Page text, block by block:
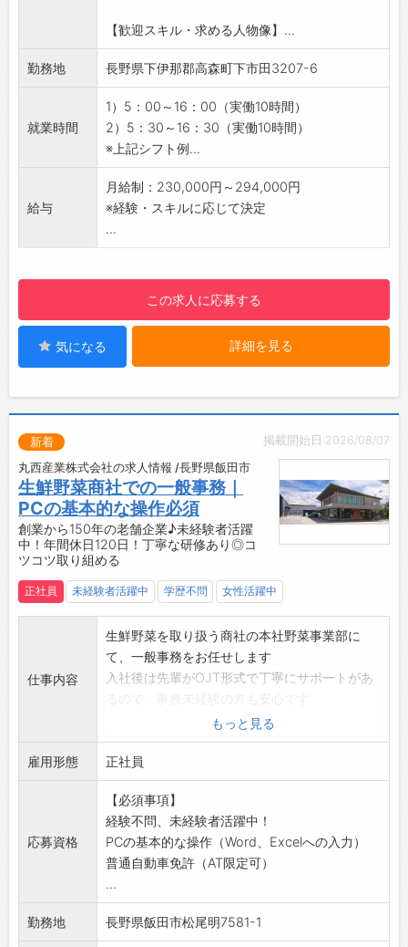
・進捗管理
各ラインの進捗をリアルタイムで把握し、決
められた時間までに出荷できるよう全体をコン
◎コンビニ向けの急な発注変更など、予期せぬ
事態にも柔軟に対応することが大切です
【おすすめポイント♪】
■未経験歓迎！
・特別な知識・スキルは不問！
・家賃額に応じて最大で月4万4000円を会社が
補助
・初期費用を抑え、新生活をスムーズに始めら
れるよう支援します
ランクのある方など、幅広く歓迎！
・意欲・人柄重視の採用を実施
のでご安心ください
■キャリアに伴って収入もアップ！
・将来的にはサブリーダー、統括リーダーへの
ステップアップも可能
・役職手当を通じてさらなる収入アップも目指
せます
・実際に未経験入社で、リーダーとして活躍し
ている先輩もいます
【入社後は】
▼まずは、作業を知るところから
入社後1週間程度の現場研修からスタート。パー
詰めに挑戦します。まずは、パートスタッフの
作業内容を把握するところから始めていきまし
ょう。
OJT形式で管理業務を学びます。品質チェック
のポイントから生産管理、スタッフへの指示の
出し方まで、実践を通して指導。あなたのペー
スでじっくり教えるのでご安心ください。
▼望むキャリアへステップアップ
管理業務を習得したら、適性や希望に応じて
【歓迎スキル・求める人物像】...
勤務地 長野県下伊那郡高森町下市田3207-6
就業時間
1）5：00～16：00（実働10時間）
2）5：30～16：30（実働10時間）
※上記シフト例...
給与
月給制：230,000円～294,000円
※経験・スキルに応じて決定
...
この求人に応募する
気になる 詳細を見る
掲載開始日:2026/08/07
新着
丸西産業株式会社の求人情報 /長野県飯田市
生鮮野菜商社での一般事務｜
PCの基本的な操作必須
創業から150年の老舗企業♪未経験者活躍
中！年間休日120日！丁寧な研修あり◎コ
ツコツ取り組める
正社員 未経験者活躍中 学歴不問 女性活躍中
仕事内容
生鮮野菜を取り扱う商社の本社野菜事業部に
て、一般事務をお任せします
入社後は先輩がOJT形式で丁寧にサポートがあ
・売上伝票等の処理、入力作業
・受付や電話対応 他
◎パソコンでの入力作業が中心です
【おすすめ♪】
■未経験者歓迎♪
PCの基本操作ができれば相談可能
先輩社員が丁寧にサポートするので、安心して
スタートできます◎
■職場の環境
部署内で情報共有を大切にしており、困ったこ
もっと見る
雇用形態 正社員
応募資格
【必須事項】
経験不問、未経験者活躍中！
PCの基本的な操作（Word、Excelへの入力）
普通自動車免許（AT限定可）
...
勤務地 長野県飯田市松尾明7581-1